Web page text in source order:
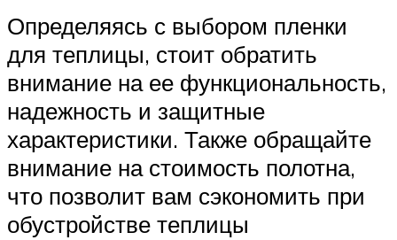
Определяясь с выбором пленки
для теплицы, стоит обратить
внимание на ее функциональность,
надежность и защитные
характеристики. Также обращайте
внимание на стоимость полотна,
что позволит вам сэкономить при
обустройстве теплицы